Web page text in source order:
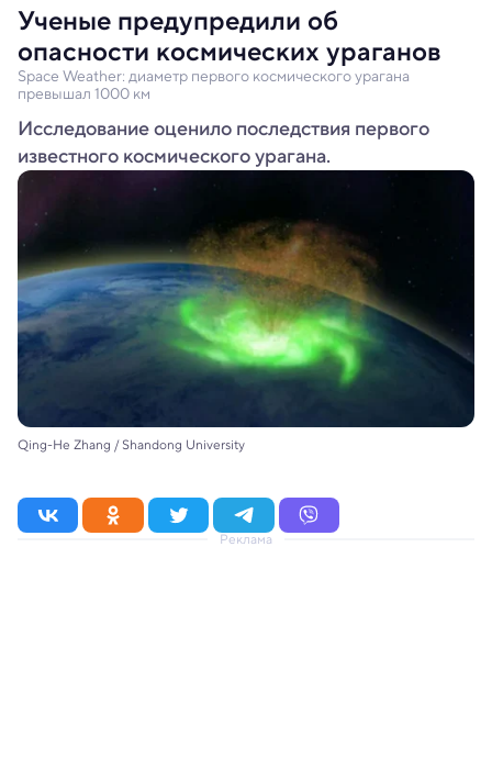
Ученые предупредили об
опасности космических ураганов
Space Weather: диаметр первого космического урагана
превышал 1000 км
Исследование оценило последствия первого
известного космического урагана.
Qing-He Zhang / Shandong University
Реклама